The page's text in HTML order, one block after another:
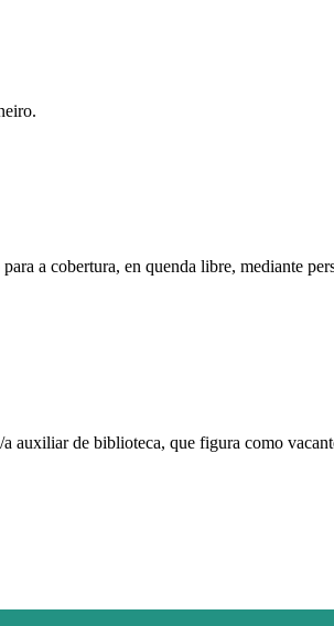
a cobertura, en quenda libre, mediante
auxiliar de biblioteca, que figura como
Canles e Portos.